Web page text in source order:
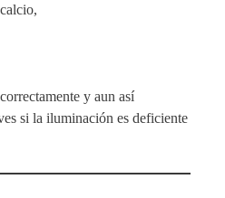
y aun así
si la iluminación es deficiente